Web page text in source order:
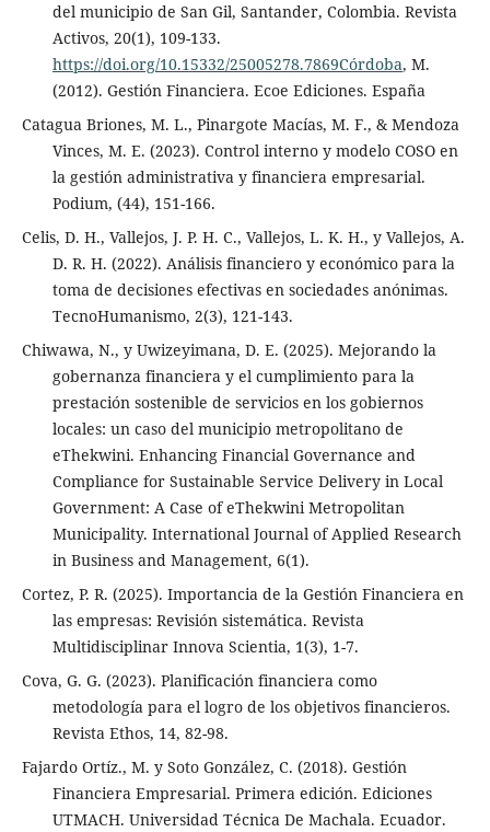
del municipio de San Gil, Santander, Colombia. Revista
Activos, 20(1), 109-133.
https://doi.org/10.15332/25005278.7869Córdoba, M.
(2012). Gestión Financiera. Ecoe Ediciones. España
Catagua Briones, M. L., Pinargote Macías, M. F., & Mendoza
Vinces, M. E. (2023). Control interno y modelo COSO en
la gestión administrativa y financiera empresarial.
Podium, (44), 151-166.
Celis, D. H., Vallejos, J. P. H. C., Vallejos, L. K. H., y Vallejos, A.
D. R. H. (2022). Análisis financiero y económico para la
toma de decisiones efectivas en sociedades anónimas.
TecnoHumanismo, 2(3), 121-143.
Chiwawa, N., y Uwizeyimana, D. E. (2025). Mejorando la
gobernanza financiera y el cumplimiento para la
prestación sostenible de servicios en los gobiernos
locales: un caso del municipio metropolitano de
eThekwini. Enhancing Financial Governance and
Compliance for Sustainable Service Delivery in Local
Government: A Case of eThekwini Metropolitan
Municipality. International Journal of Applied Research
in Business and Management, 6(1).
Cortez, P. R. (2025). Importancia de la Gestión Financiera en
las empresas: Revisión sistemática. Revista
Multidisciplinar Innova Scientia, 1(3), 1-7.
Cova, G. G. (2023). Planificación financiera como
metodología para el logro de los objetivos financieros.
Revista Ethos, 14, 82-98.
Fajardo Ortíz., M. y Soto González, C. (2018). Gestión
Financiera Empresarial. Primera edición. Ediciones
UTMACH. Universidad Técnica De Machala. Ecuador.